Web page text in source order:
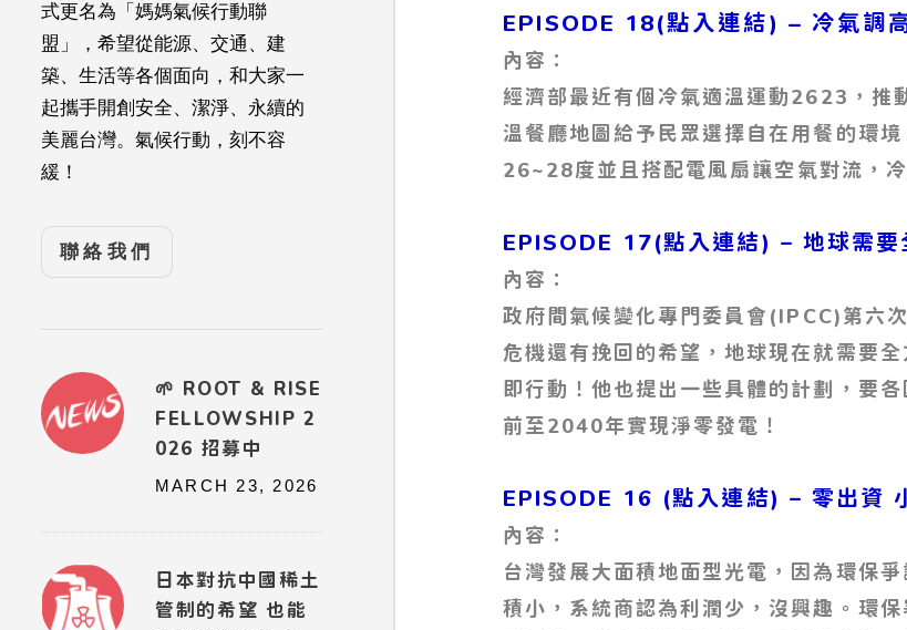
EPISODE 18(點入連結) – 冷氣調
內容：
經濟部最近有個冷氣適溫運動2623，推
溫餐廳地圖給予民眾選擇自在用餐的環
26~28度並且搭配電風扇讓空氣對流，
EPISODE 17(點入連結) – 地球需要
內容：
政府間氣候變化專門委員會(IPCC)第六
危機還有挽回的希望，地球現在就需要
即行動！他也提出一些具體的計劃，要
前至2040年實現淨零發電！
EPISODE 16 (點入連結) – 零出資
內容：
台灣發展大面積地面型光電，因為環保
積小，系統商認為利潤少，沒興趣。環
式更名為「媽媽氣候行動聯
盟」，希望從能源、交通、建
築、生活等各個面向，和大家一
起攜手開創安全、潔淨、永續的
美麗台灣。氣候行動，刻不容
緩！
聯絡我們
🌱 ROOT & RISE
FELLOWSHIP 2
026 招募中
MARCH 23, 2026
日本對抗中國稀土
管制的希望 也能